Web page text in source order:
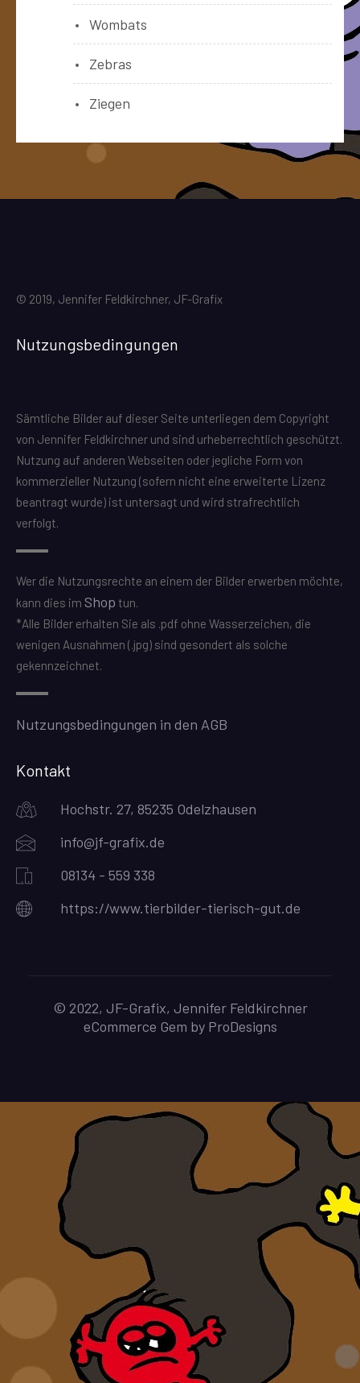
Wombats
Zebras
Ziegen
© 2019, Jennifer Feldkirchner, JF-Grafix
Nutzungsbedingungen
Sämtliche Bilder auf dieser Seite unterliegen dem Copyright
von Jennifer Feldkirchner und sind urheberrechtlich geschützt.
Nutzung auf anderen Webseiten oder jegliche Form von
kommerzieller Nutzung (sofern nicht eine erweiterte Lizenz
beantragt wurde) ist untersagt und wird strafrechtlich
verfolgt.
Wer die Nutzungsrechte an einem der Bilder erwerben möchte,
kann dies im Shop tun.
*Alle Bilder erhalten Sie als .pdf ohne Wasserzeichen, die
wenigen Ausnahmen (.jpg) sind gesondert als solche
gekennzeichnet.
Nutzungsbedingungen in den AGB
Kontakt
Hochstr. 27, 85235 Odelzhausen
info@jf-grafix.de
08134 - 559 338
https://www.tierbilder-tierisch-gut.de
© 2022, JF-Grafix, Jennifer Feldkirchner
eCommerce Gem by ProDesigns